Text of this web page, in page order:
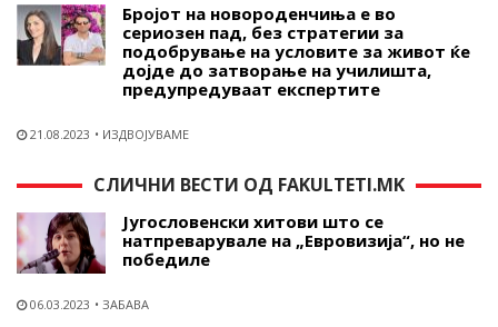
Бројот на новороденчиња е во
сериозен пад, без стратегии за
подобрување на условите за живот ќе
дојде до затворање на училишта,
предупредуваат експертите
21.08.2023 ИЗДВОЈУВАМЕ
СЛИЧНИ ВЕСТИ ОД FAKULTETI.MK
Југословенски хитови што се
натпреварувале на „Евровизија“, но не
победиле
06.03.2023 ЗАБАВА